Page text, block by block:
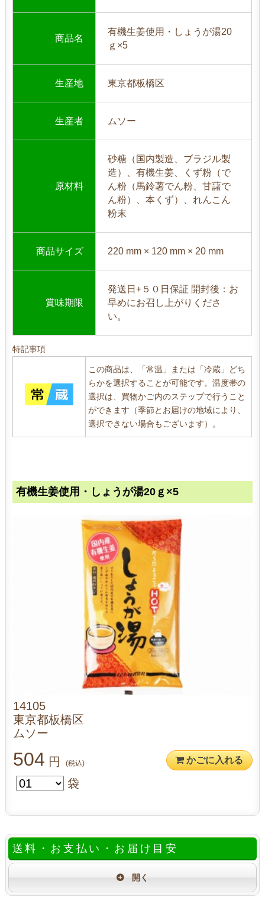
商品名
有機生姜使用・しょうが湯20
ｇ×5
生産地 東京都板橋区
生産者 ムソー
原材料
砂糖（国内製造、ブラジル製
造）、有機生姜、くず粉（で
ん粉（馬鈴薯でん粉、甘藷で
ん粉）、本くず）、れんこん
粉末
商品サイズ 220 mm × 120 mm × 20 mm
賞味期限
発送日+５０日保証 開封後：お
早めにお召し上がりくださ
い。
特記事項
この商品は、「常温」または「冷蔵」どち
らかを選択することが可能です。温度帯の
選択は、買物かご内のステップで行うこと
ができます（季節とお届けの地域により、
選択できない場合もございます）。
有機生姜使用・しょうが湯20ｇ×5
14105
東京都板橋区
ムソー
504 円 (税込) かごに入れる
袋
送料・お支払い・お届け目安